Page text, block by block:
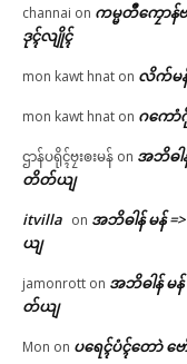
channai on ကမ္မတဳကၠောန်
ဒုၚ်လျိုၚ်
mon kawt hnat on လိက်မ
mon kawt hnat on ဂကောံ
ဌာန်ပရိုၚ်ဗၠးၜးမန် on အဘိဓါ
တိတ်ယျ
itvilla on အဘိဓါန် မန်
ယျ
jamonrott on အဘိဓါန် မ
တ်ယျ
Mon on ပရေၚ်ပံၚ်တောဲ ဗ